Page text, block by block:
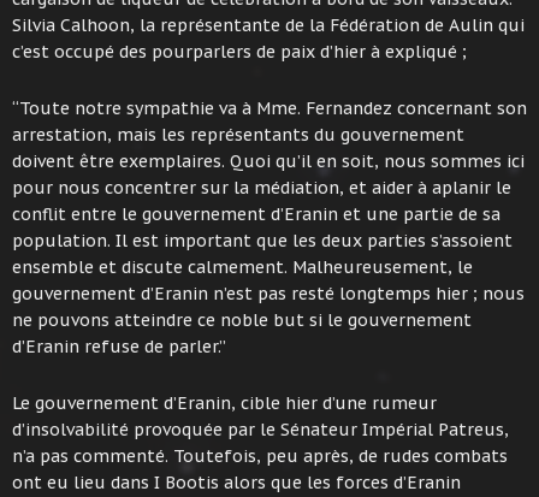
Silvia Calhoon, la représentante de la Fédération de Aulin qui
c’est occupé des pourparlers de paix d’hier à expliqué ;
“Toute notre sympathie va à Mme. Fernandez concernant son
arrestation, mais les représentants du gouvernement
doivent être exemplaires. Quoi qu’il en soit, nous sommes ici
pour nous concentrer sur la médiation, et aider à aplanir le
conflit entre le gouvernement d’Eranin et une partie de sa
population. Il est important que les deux parties s’assoient
ensemble et discute calmement. Malheureusement, le
gouvernement d’Eranin n’est pas resté longtemps hier ; nous
ne pouvons atteindre ce noble but si le gouvernement
d’Eranin refuse de parler.”
Le gouvernement d’Eranin, cible hier d’une rumeur
d’insolvabilité provoquée par le Sénateur Impérial Patreus,
n’a pas commenté. Toutefois, peu après, de rudes combats
ont eu lieu dans I Bootis alors que les forces d’Eranin